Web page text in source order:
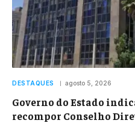
DESTAQUES agosto 5, 2026
Governo do Estado
recompor Conselho